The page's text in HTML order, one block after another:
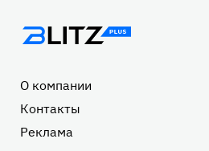
Подвал
О компании
Контакты
Реклама